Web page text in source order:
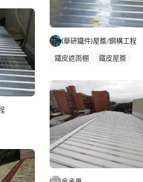
(華研鐵件)屋簷/鋼構工程
鐵皮遮雨棚 鐵皮屋簷